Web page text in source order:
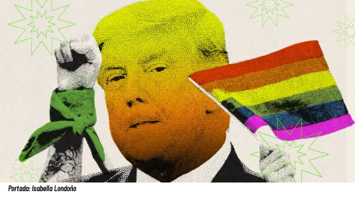
Portada: Isabella Londoño